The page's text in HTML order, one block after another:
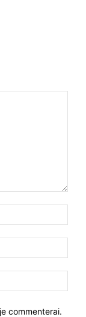
commenterai.